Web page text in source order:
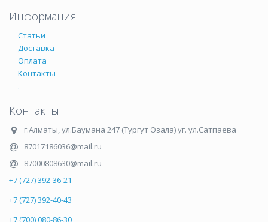
Информация
Статьи
Доставка
Оплата
Контакты
.
Контакты
г.Алматы,ул.Баумана 247 (Тургут Озала) уг. ул.Сатпаева
87017186036@mail.ru
87000808630@mail.ru
+7 (727) 392-36-21
+7 (727) 392-40-43
+7 (700) 080-86-30